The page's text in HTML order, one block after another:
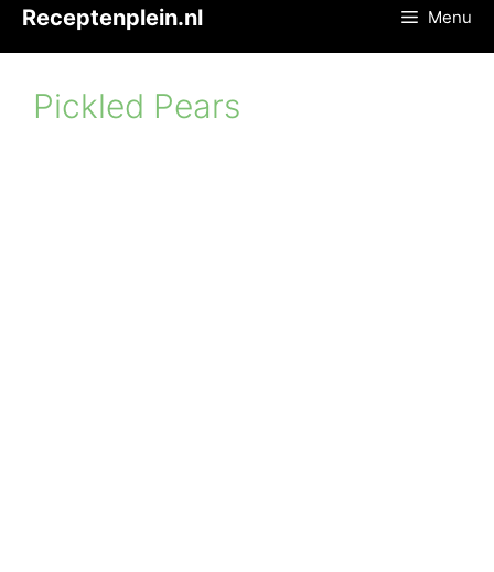
inhoud
Receptenplein.nl Menu
Pickled Pears